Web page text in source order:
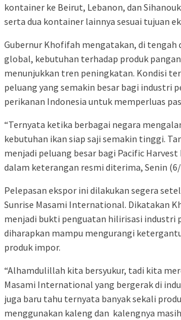
kontainer ke Beirut, Lebanon, dan
serta dua kontainer lainnya sesuai tujuan
Gubernur Khofifah mengatakan, di
global, kebutuhan terhadap produk
menunjukkan tren peningkatan. Kondisi
peluang yang semakin besar bagi industri
perikanan Indonesia untuk memperluas
“Ternyata ketika berbagai negara
kebutuhan ikan siap saji semakin tinggi.
menjadi peluang besar bagi Pacific Harvest
dalam keterangan resmi diterima, Senin
Pelepasan ekspor ini dilakukan segera
Sunrise Masami International. Dikatakan
menjadi bukti penguatan hilirisasi industri
diharapkan mampu mengurangi
produk impor.
“Alhamdulillah kita bersyukur, tadi kita
Masami International yang bergerak di
juga baru tahu ternyata banyak sekali
menggunakan kaleng dan kalengnya